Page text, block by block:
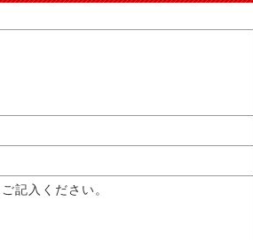
記入ください。